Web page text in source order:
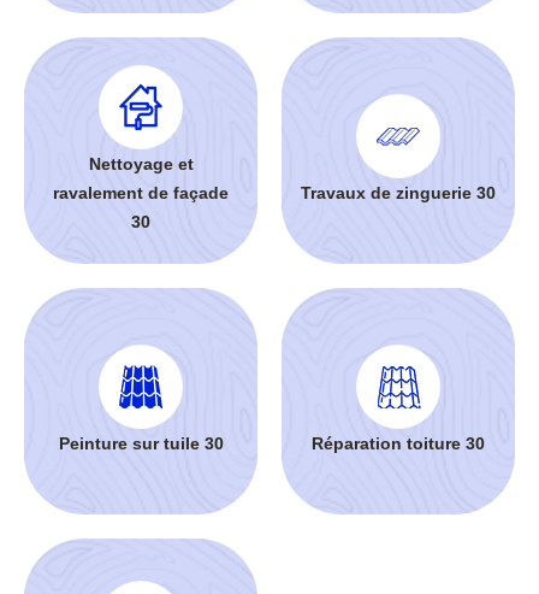
Nettoyage et
ravalement de façade
30
Travaux de zinguerie 30
Peinture sur tuile 30 Réparation toiture 30